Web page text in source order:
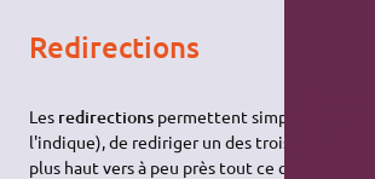
Redirections
Les redirections permettent simplement
l'indique), de rediriger un des trois
plus haut vers à peu près tout ce que vous